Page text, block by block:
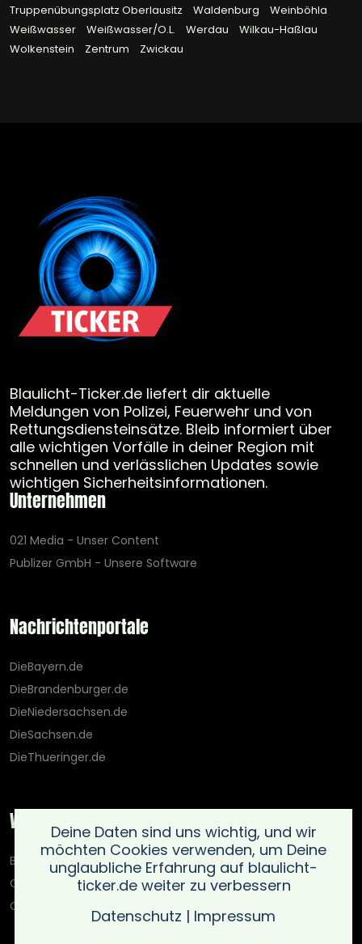
Truppenübungsplatz Oberlausitz
Waldenburg
Weinböhla
Weißwasser
Weißwasser/O.L. Werdau
Wilkau-Haßlau
Wolkenstein
Zentrum Zwickau
Blaulicht-Ticker.de liefert dir aktuelle
Meldungen von Polizei, Feuerwehr und von
Rettungsdiensteinsätze. Bleib informiert über
alle wichtigen Vorfälle in deiner Region mit
schnellen und verlässlichen Updates sowie
wichtigen Sicherheitsinformationen.
Unternehmen
021 Media - Unser Content
Publizer GmbH - Unsere Software
Nachrichtenportale
DieBayern.de
DieBrandenburger.de
DieNiedersachsen.de
DieSachsen.de
DieThueringer.de
Weitere Portale
Blaulicht-Ticker.de
Oberlausitz.holiday
OnlinedatingKompass.de
Deine Daten sind uns wichtig, und wir
möchten Cookies verwenden, um Deine
unglaubliche Erfahrung auf blaulicht-
ticker.de weiter zu verbessern
Datenschutz | Impressum